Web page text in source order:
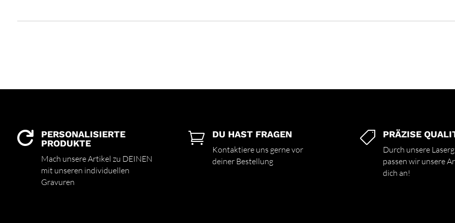

PERSONALISIERTE
PRODUKTE
Mach unsere Artikel zu DEINEN
mit unseren individuellen
Gravuren
 DU HAST FRAGEN
Kontaktiere uns gerne vor
deiner Bestellung
 PRÄZISE
Durch unsere
passen wir unsere
dich an!